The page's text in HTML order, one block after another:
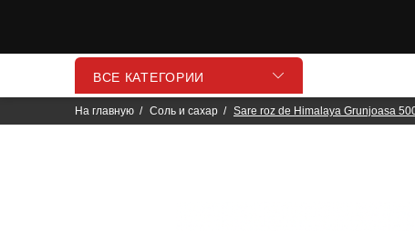
ВСЕ КАТЕГОРИИ
На главную Соль и сахар Sare roz de Himalaya Grunjoasa